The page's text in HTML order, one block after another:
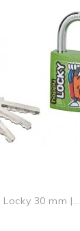
30 mm |...